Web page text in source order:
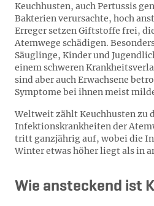
Keuchhusten, auch Pertussis
Bakterien verursachte, hoch
Erreger setzen Giftstoffe frei,
Atemwege schädigen.
Säuglinge, Kinder und
einem schweren
sind aber auch Erwachsene
Symptome bei ihnen meist
Weltweit zählt Keuchhusten zu
Infektionskrankheiten der
tritt ganzjährig auf, wobei die
Winter etwas höher liegt als in
Wie ansteckend ist